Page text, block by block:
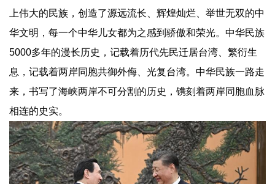
上伟大的民族，创造了源远流长、辉煌灿烂、举世无双的中
华文明，每一个中华儿女都为之感到骄傲和荣光。中华民族
5000多年的漫长历史，记载着历代先民迁居台湾、繁衍生
息，记载着两岸同胞共御外侮、光复台湾。中华民族一路走
来，书写了海峡两岸不可分割的历史，镌刻着两岸同胞血脉
相连的史实。